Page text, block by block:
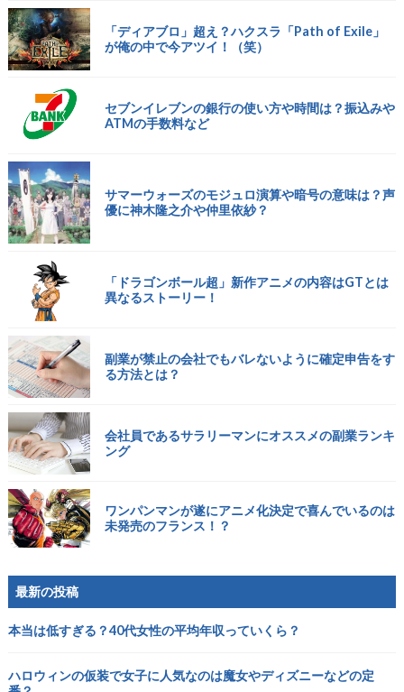
「ディアブロ」超え？ハクスラ「Path of Exile」
が俺の中で今アツイ！（笑）
セブンイレブンの銀行の使い方や時間は？振込みや
ATMの手数料など
サマーウォーズのモジュロ演算や暗号の意味は？声
優に神木隆之介や仲里依紗？
「ドラゴンボール超」新作アニメの内容はGTとは
異なるストーリー！
副業が禁止の会社でもバレないように確定申告をす
る方法とは？
会社員であるサラリーマンにオススメの副業ランキ
ング
ワンパンマンが遂にアニメ化決定で喜んでいるのは
未発売のフランス！？
最新の投稿
本当は低すぎる？40代女性の平均年収っていくら？
ハロウィンの仮装で女子に人気なのは魔女やディズニーなどの定